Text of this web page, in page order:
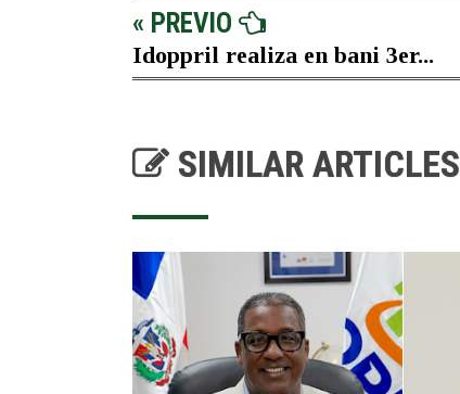
« PREVIO
Idoppril realiza en bani 3er...
SIMILAR ARTICLES